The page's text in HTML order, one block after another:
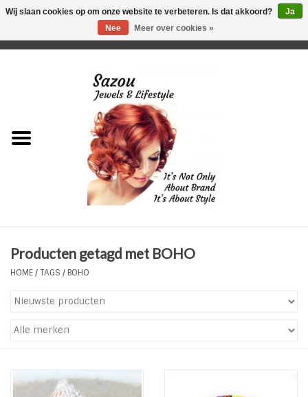
Just for Him
Plus Size Sieraden
Enkelbandjes
Tassen en meer
Haaraccesoires
Producten getagd met BOHO
HOME/TAGS / BOHO
Wij slaan cookies op om onze website te verbeteren. Is dat akkoord?
Ja
Nee
Meer over cookies »